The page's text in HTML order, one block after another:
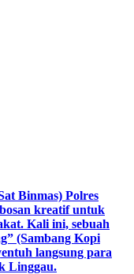
Binmas) Polres
kreatif untuk
Kali ini, sebuah
(Sambang Kopi
langsung para
Linggau.